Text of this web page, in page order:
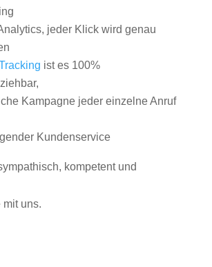
jeder Klick wird genau
ist es 100%
Kampagne jeder einzelne Anruf
Kundenservice
kompetent und
mit uns.